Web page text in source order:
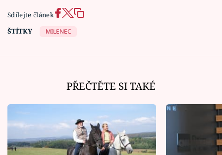
Sdílejte článek
ŠTÍTKY
MILENEC
PŘEČTĚTE SI TAKÉ